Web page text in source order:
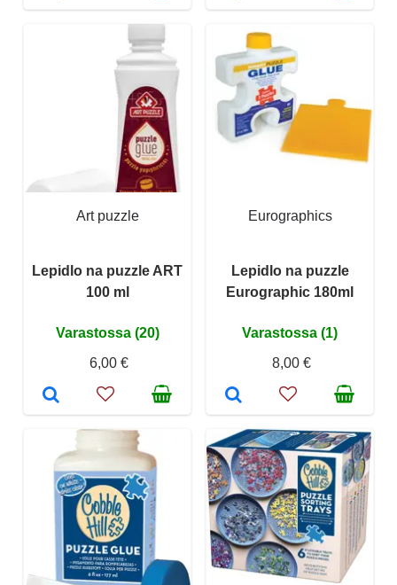
Art puzzle
Lepidlo na puzzle ART
100 ml
Varastossa (20)
6,00 €
Eurographics
Lepidlo na puzzle
Eurographic 180ml
Varastossa (1)
8,00 €